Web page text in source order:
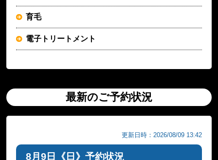
育毛
電子トリートメント
最新のご予約状況
更新日時：2026/08/09 13:42
8月9日《日》予約状況